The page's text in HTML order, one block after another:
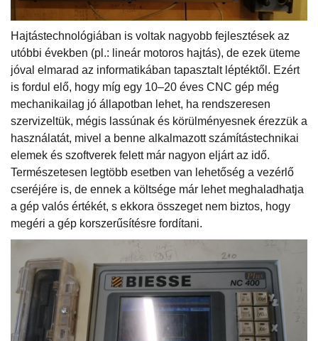
Hajtástechnológiában is voltak nagyobb fejlesztések az
utóbbi években (pl.: lineár motoros hajtás), de ezek üteme
jóval elmarad az informatikában tapasztalt léptéktől. Ezért
is fordul elő, hogy míg egy 10–20 éves CNC gép még
mechanikailag jó állapotban lehet, ha rendszeresen
szervizeltük, mégis lassúnak és körülményesnek érezzük a
használatát, mivel a benne alkalmazott számítástechnikai
elemek és szoftverek felett már nagyon eljárt az idő.
Természetesen legtöbb esetben van lehetőség a vezérlő
cseréjére is, de ennek a költsége már lehet meghaladhatja
a gép valós értékét, s ekkora összeget nem biztos, hogy
megéri a gép korszerűsítésre fordítani.